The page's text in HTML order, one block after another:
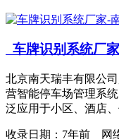
车牌识别系统厂
北京南天瑞丰有限公
营智能停车场管理系
泛应用于小区、酒店
收录日期： 7年前 网